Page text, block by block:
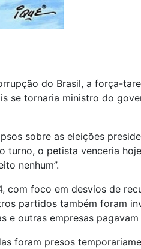
do Brasil, a força-
se tornaria ministro do
sobre as eleições
o petista venceria
nenhum”.
com foco em desvios de
partidos também foram
e outras empresas
foram presos